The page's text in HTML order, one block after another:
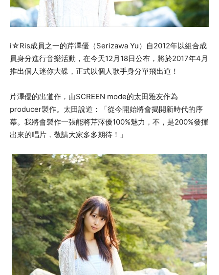
i☆Ris成員之一的芹澤優（Serizawa Yu）自2012年以組合成
員身分進行音樂活動，在今天12月18日公布，將於2017年4月
推出個人迷你大碟，正式以個人歌手身分單飛出道！
芹澤優的出道作，由SCREEN mode的太田雅友作為
producer製作。太田說道：「從今開始將會揭開新時代的序
幕。我將會製作一張能將芹澤優100%魅力，不，是200%發揮
出來的唱片，敬請大家多多期待！」